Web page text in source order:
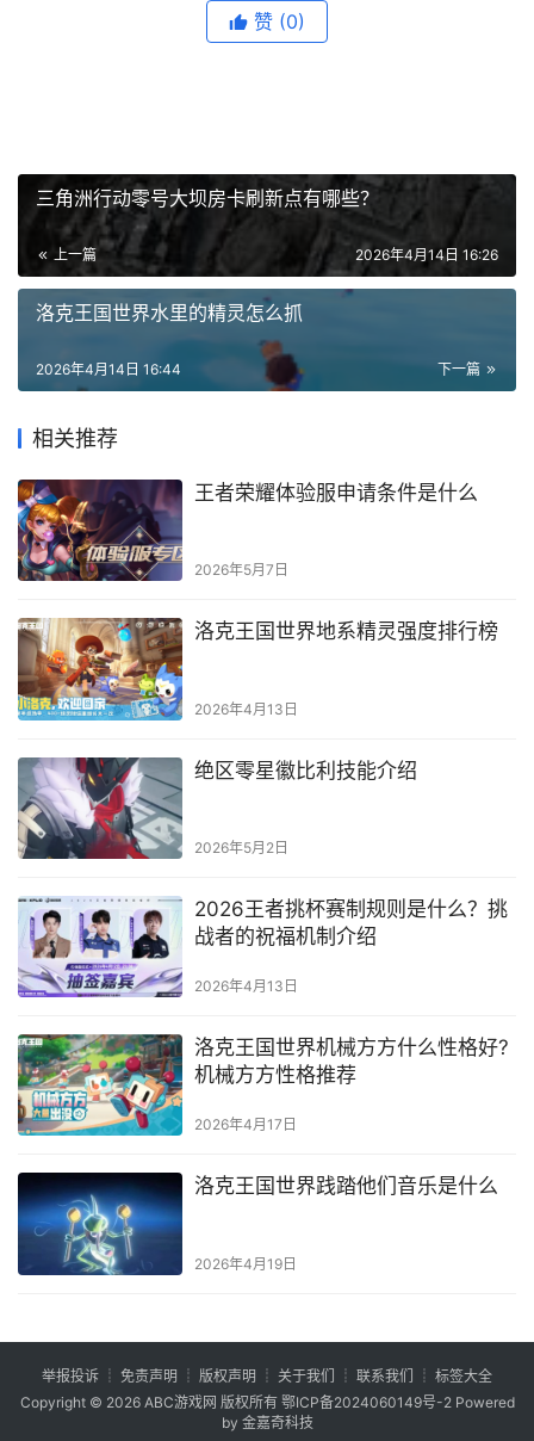
赞 (0)
三角洲行动零号大坝房卡刷新点有哪些？
上一篇 2026年4月14日 16:26
洛克王国世界水里的精灵怎么抓
下一篇
2026年4月14日 16:44
相关推荐
王者荣耀体验服申请条件是什么
2026年5月7日
洛克王国世界地系精灵强度排行榜
2026年4月13日
绝区零星徽比利技能介绍
2026年5月2日
2026王者挑杯赛制规则是什么？挑
战者的祝福机制介绍
2026年4月13日
洛克王国世界机械方方什么性格好?
机械方方性格推荐
2026年4月17日
洛克王国世界践踏他们音乐是什么
2026年4月19日
举报投诉 ┊ 免责声明 ┊ 版权声明 ┊ 关于我们 ┊ 联系我们 ┊ 标签大全
Copyright © 2026 ABC游戏网 版权所有 鄂ICP备2024060149号-2Powered
by 金嘉奇科技